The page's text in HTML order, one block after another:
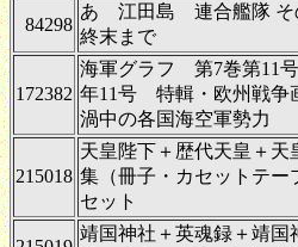
84298
あゝ江田島 連合艦隊 そ
終末まで
172382
海軍グラフ 第7巻第11
年11号 特輯・欧州戦
渦中の各国海空軍勢力
215018
天皇陛下＋歴代天皇＋天
集（冊子・カセットテー
セット
靖国神社＋英魂録＋靖国